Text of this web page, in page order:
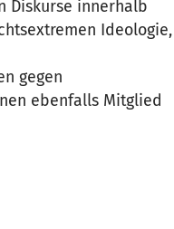
Diskurse innerhalb
Ideologie,
gegen
ebenfalls Mitglied